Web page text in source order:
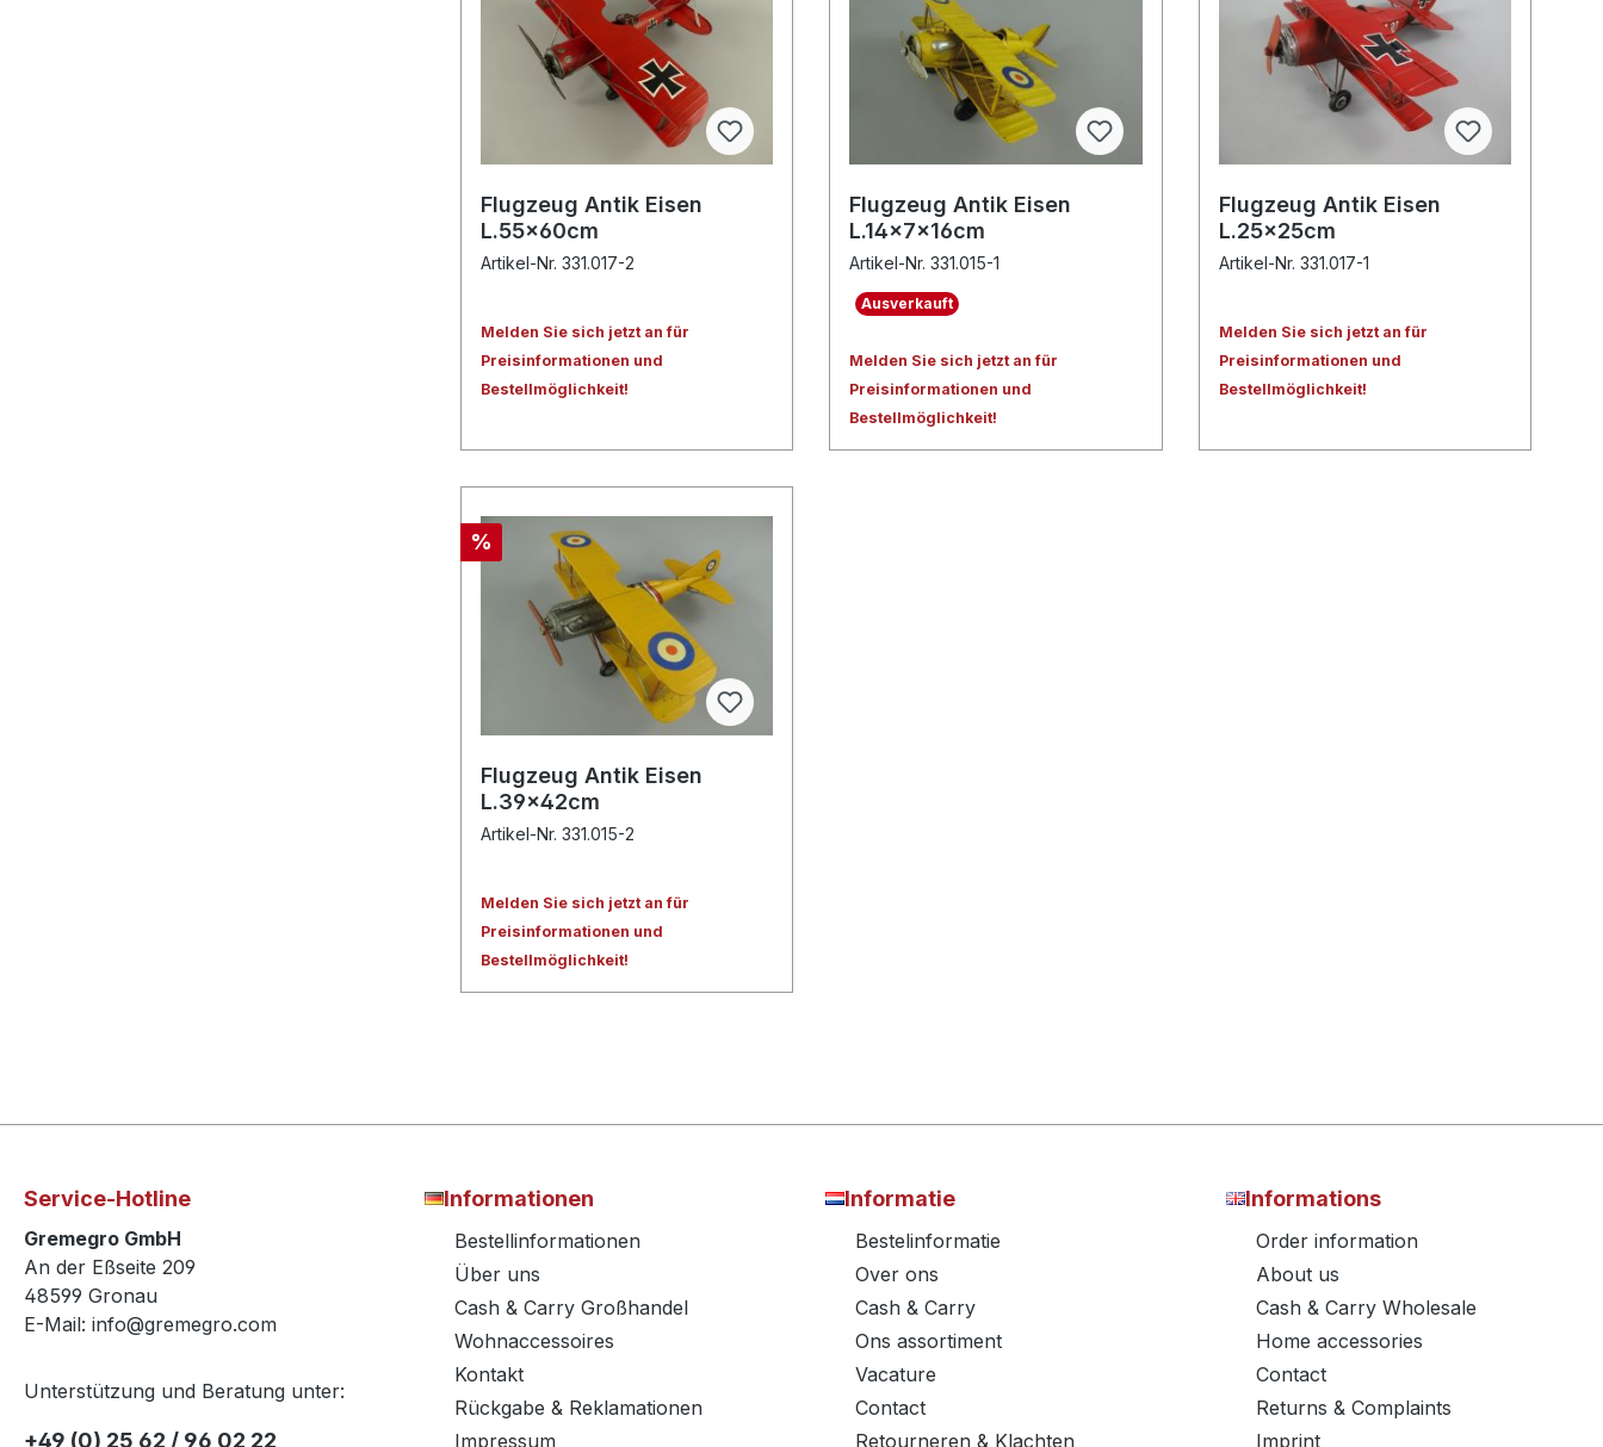
Flugzeug Antik Eisen
L.55x60cm
Artikel-Nr. 331.017-2
Melden Sie sich jetzt an für
Preisinformationen und
Bestellmöglichkeit!
Flugzeug Antik Eisen
L.14x7x16cm
Artikel-Nr. 331.015-1
Ausverkauft
Melden Sie sich jetzt an für
Preisinformationen und
Bestellmöglichkeit!
Flugzeug Antik Eisen
L.25x25cm
Artikel-Nr. 331.017-1
Melden Sie sich jetzt an für
Preisinformationen und
Bestellmöglichkeit!
%
Flugzeug Antik Eisen
L.39x42cm
Artikel-Nr. 331.015-2
Melden Sie sich jetzt an für
Preisinformationen und
Bestellmöglichkeit!
Service-Hotline
Gremegro GmbH
An der Eßseite 209
48599 Gronau
E-Mail: info@gremegro.com
Unterstützung und Beratung unter:
+49 (0) 25 62 / 96 02 22
Informationen
Bestellinformationen
Über uns
Cash & Carry Großhandel
Wohnaccessoires
Kontakt
Rückgabe & Reklamationen
Impressum
Informatie
Bestelinformatie
Over ons
Cash & Carry
Ons assortiment
Vacature
Contact
Retourneren & Klachten
Informations
Order information
About us
Cash & Carry Wholesale
Home accessories
Contact
Returns & Complaints
Imprint